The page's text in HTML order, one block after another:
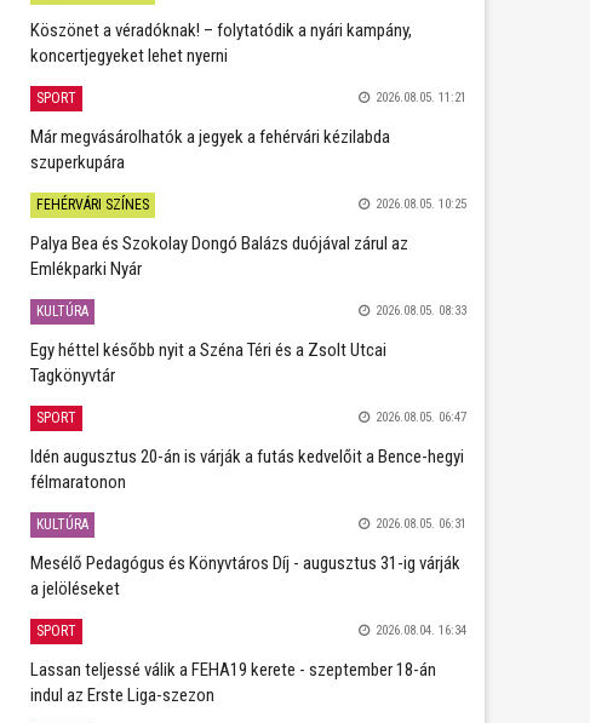
Köszönet a véradóknak! – folytatódik a nyári kampány,
koncertjegyeket lehet nyerni
SPORT 2026.08.05. 11:21
Már megvásárolhatók a jegyek a fehérvári kézilabda
szuperkupára
FEHÉRVÁRI SZÍNES 2026.08.05. 10:25
Palya Bea és Szokolay Dongó Balázs duójával zárul az
Emlékparki Nyár
KULTÚRA 2026.08.05. 08:33
Egy héttel később nyit a Széna Téri és a Zsolt Utcai
Tagkönyvtár
SPORT 2026.08.05. 06:47
Idén augusztus 20-án is várják a futás kedvelőit a Bence-hegyi
félmaratonon
KULTÚRA 2026.08.05. 06:31
Mesélő Pedagógus és Könyvtáros Díj - augusztus 31-ig várják
a jelöléseket
SPORT 2026.08.04. 16:34
Lassan teljessé válik a FEHA19 kerete - szeptember 18-án
indul az Erste Liga-szezon